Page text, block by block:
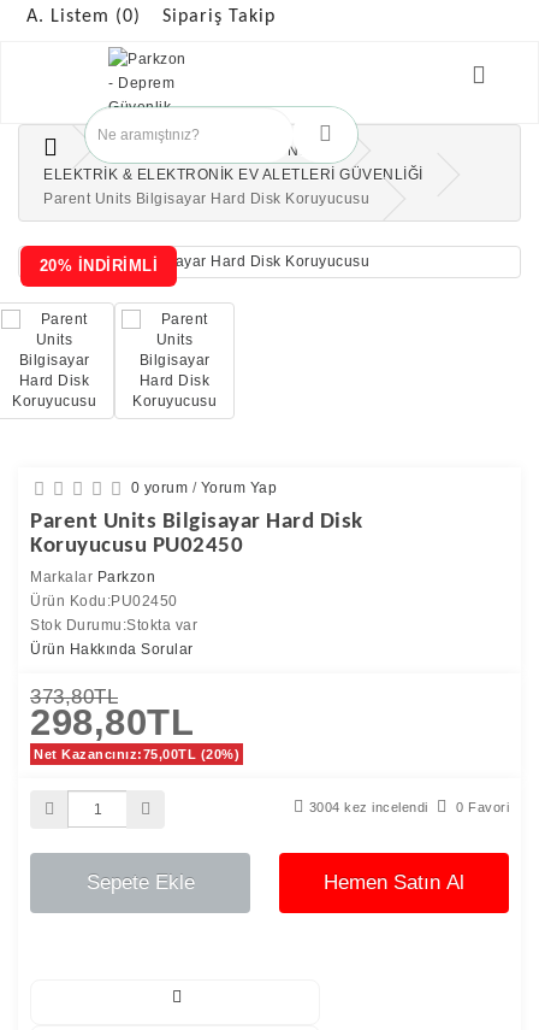
A. Listem (0) Sipariş Takip
ÇOCUK GÜVENLİK ÜRÜNLERİ
ELEKTRİK & ELEKTRONİK EV ALETLERİ GÜVENLİĞİ
Parent Units Bilgisayar Hard Disk Koruyucusu
20% İNDİRİMLİ
0 yorum / Yorum Yap
Parent Units Bilgisayar Hard Disk
Koruyucusu PU02450
Markalar Parkzon
Ürün Kodu:PU02450
Stok Durumu:Stokta var
Ürün Hakkında Sorular
373,80TL
298,80TL
Net Kazancınız:75,00TL (20%)
3004 kez incelendi 0 Favori
Sepete Ekle Hemen Satın Al